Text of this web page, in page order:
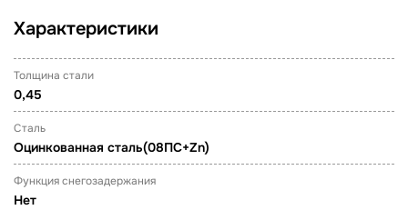
Характеристики
Толщина стали
0,45
Сталь
Оцинкованная сталь(08ПС+Zn)
Функция снегозадержания
Нет